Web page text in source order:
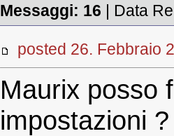
Messaggi: 16 | Data
posted 26.
Maurix posso
impostazioni ?